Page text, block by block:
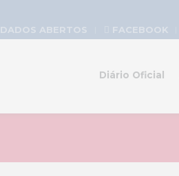
DADOS ABERTOS FACEBOOK
Diário Oficial